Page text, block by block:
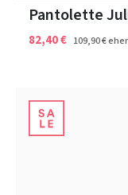
Pantolette
82,40 € 109,90 €